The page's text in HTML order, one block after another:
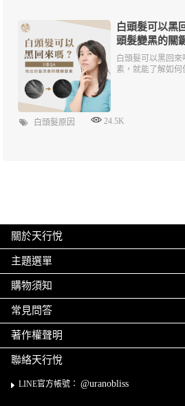
白頭髮可以黑
頭髮變黑的關
白頭髮可以黑回來
素，就能了解如何
白頭髮原因 24.5K
關於天行悅
主題選單
購物須知
常見問答
著作權聲明
聯絡天行悅
LINE官方帳號： @uranobliss